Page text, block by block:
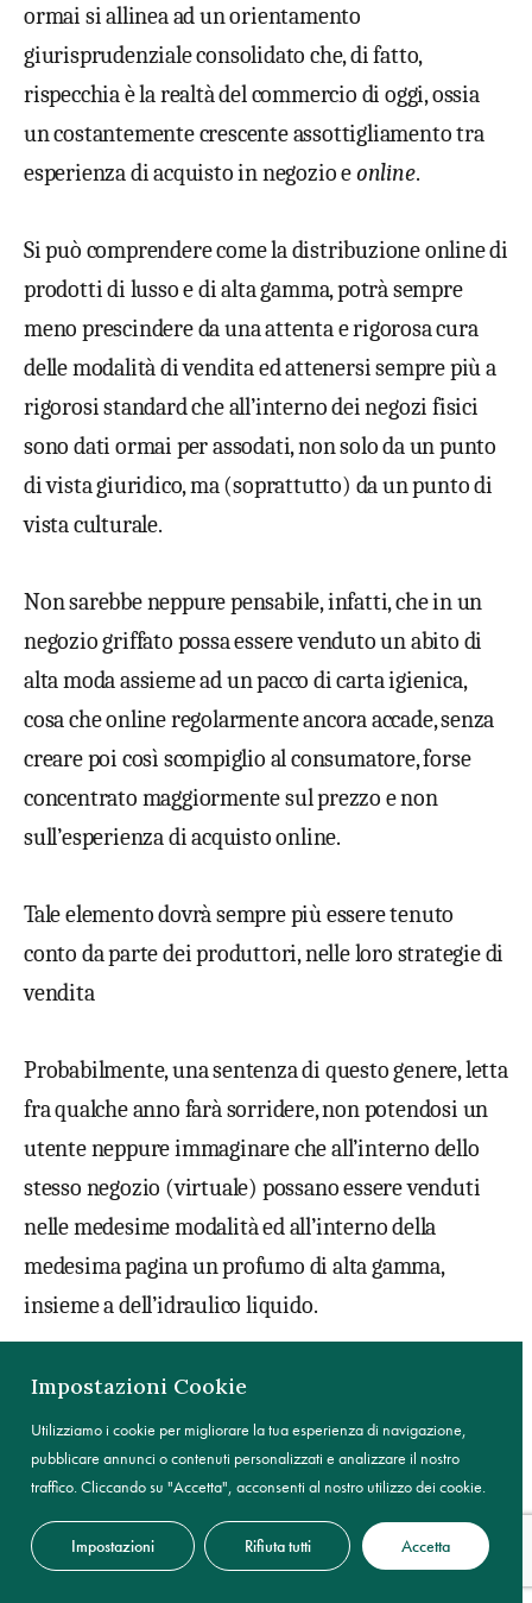
Impostazioni Cookie
Utilizziamo i cookie per migliorare la tua esperienza di navigazione,
pubblicare annunci o contenuti personalizzati e analizzare il nostro
traffico. Cliccando su "Accetta", acconsenti al nostro utilizzo dei cookie.
Impostazioni Rifiuta tutti Accetta
ormai si allinea ad un orientamento
giurisprudenziale consolidato che, di fatto,
rispecchia è la realtà del commercio di oggi, ossia
un costantemente crescente assottigliamento tra
esperienza di acquisto in negozio eonline.
Si può comprendere come la distribuzione online di
prodotti di lusso e di alta gamma, potrà sempre
meno prescindere da una attenta e rigorosa cura
delle modalità di vendita ed attenersi sempre più a
rigorosi standard che all’interno dei negozi fisici
sono dati ormai per assodati, non solo da un punto
di vista giuridico, ma (soprattutto) da un punto di
vista culturale.
Non sarebbe neppure pensabile, infatti, che in un
negozio griffato possa essere venduto un abito di
alta moda assieme ad un pacco di carta igienica,
cosa che online regolarmente ancora accade, senza
creare poi così scompiglio al consumatore, forse
concentrato maggiormente sul prezzo e non
sull’esperienza di acquisto online.
Tale elemento dovrà sempre più essere tenuto
conto da parte dei produttori, nelle loro strategie di
vendita
Probabilmente, una sentenza di questo genere, letta
fra qualche anno farà sorridere, non potendosi un
utente neppure immaginare che all’interno dello
stesso negozio (virtuale) possano essere venduti
nelle medesime modalità ed all’interno della
medesima pagina un profumo di alta gamma,
insieme a dell’idraulico liquido.
[1]Sul tema, Pappalardo, Il diritto della concorrenza
dell’unione europea, pag. 405 e ss, 2018, UTET.
[2]Sul punto cfr. Tribunale CE, 12 dicembre 1996,
Galec c. Commissione CE, punto 16, Corte di
Giustizia, 13 ottobre 2011, Pierre Fabre Dermo-